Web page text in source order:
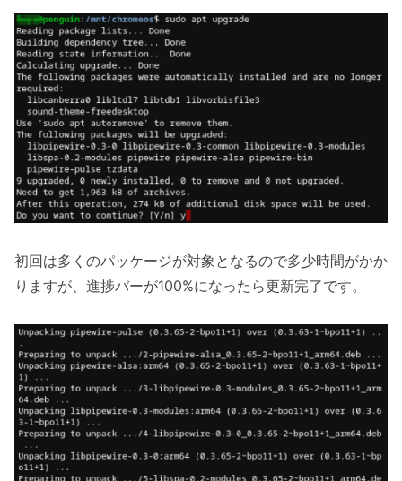
初回は多くのパッケージが対象となるので多少時間がかか
りますが、進捗バーが100%になったら更新完了です。